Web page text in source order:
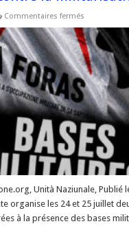
Commentaires fermés
et
Méditerranée
:
deux
réunions
publiques
contre
la
militarisation
Unità Naziunale, Publié
organise les 24 et 25 juillet
à la présence des bases